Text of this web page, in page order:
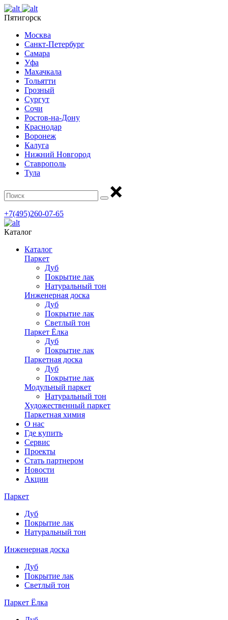
Пятигорск
Москва
Санкт-Петербург
Самара
Уфа
Махачкала
Тольятти
Грозный
Сургут
Сочи
Ростов-на-Дону
Краснодар
Воронеж
Калуга
Нижний Новгород
Ставрополь
Тула
+7(495)260-07-65
Каталог
Каталог
Паркет
Дуб
Покрытие лак
Натуральный тон
Инженерная доска
Дуб
Покрытие лак
Светлый тон
Паркет Ёлка
Дуб
Покрытие лак
Паркетная доска
Дуб
Покрытие лак
Модульный паркет
Натуральный тон
Художественный паркет
Паркетная химия
О нас
Где купить
Сервис
Проекты
Стать партнером
Новости
Акции
Паркет
Дуб
Покрытие лак
Натуральный тон
Инженерная доска
Дуб
Покрытие лак
Светлый тон
Паркет Ёлка